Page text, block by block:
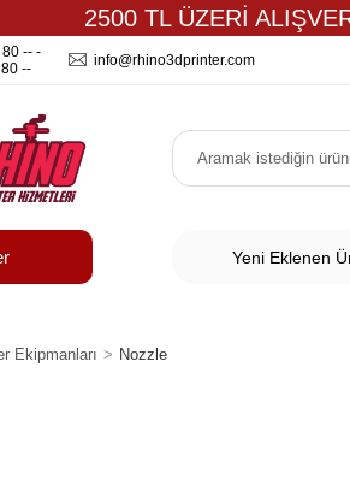
2500 TL ÜZERİ
-- -
--
info@rhino3dprinter.com
Yeni Eklenen
Ekipmanları Nozzle